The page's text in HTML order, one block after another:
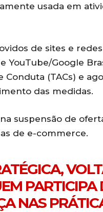
usada em
de sites e
YouTube/Google
(TACs) e
das medidas.
suspensão de
de e-commerce.
PARTICIPA
NAS